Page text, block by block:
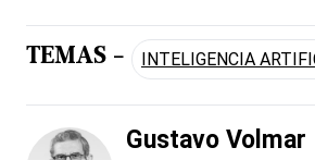
TEMAS - INTELIGENCIA
Gustavo Volmar